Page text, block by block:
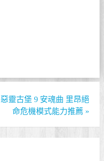
惡靈古堡 9 安魂曲 里昂絕
命危機模式能力推薦 »